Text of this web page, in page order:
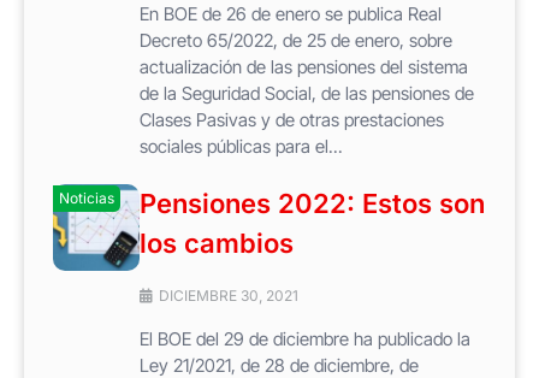
En BOE de 26 de enero se publica Real
Decreto 65/2022, de 25 de enero, sobre
actualización de las pensiones del sistema
de la Seguridad Social, de las pensiones de
Clases Pasivas y de otras prestaciones
sociales públicas para el...
Noticias
Pensiones 2022: Estos son
los cambios
DICIEMBRE 30, 2021
El BOE del 29 de diciembre ha publicado la
Ley 21/2021, de 28 de diciembre, de